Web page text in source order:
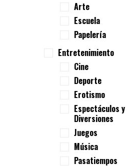
Arte
Escuela
Papelería
Entretenimiento
Cine
Deporte
Erotismo
Espectáculos y
Diversiones
Juegos
Música
Pasatiempos